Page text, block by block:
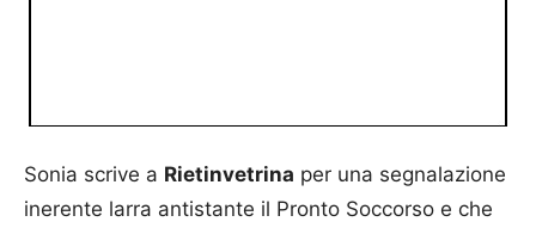
Sonia scrive a Rietinvetrina per una segnalazione
inerente larra antistante il Pronto Soccorso e che